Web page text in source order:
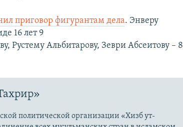
приговор фигурантам дела. Энверу
16 лет 9
Рустему Альбитарову, Зеври Абсеитову – 8
политической организации «Хизб ут-